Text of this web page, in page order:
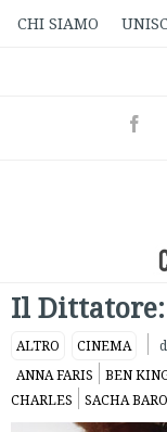
CHI SIAMO
Il
ALTRO CINEMA
ANNA FARIS BEN
CHARLES
SACHA